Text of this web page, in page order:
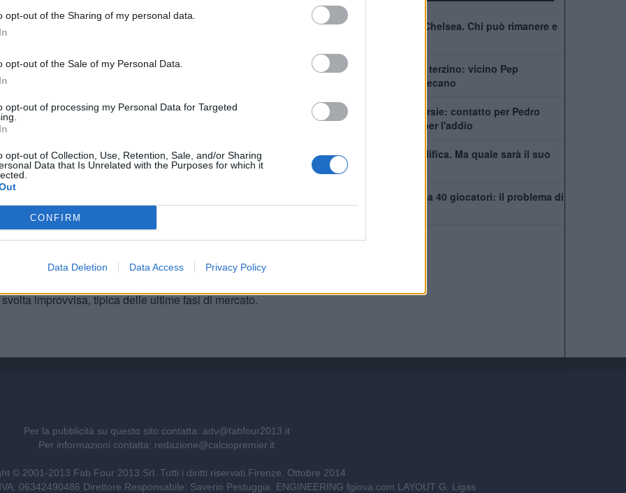
opt-out of the Sharing of my personal data.
opt-out of the Sale of my Personal Data.
opt-out of processing my Personal Data for Targeted
opt-out of Collection, Use, Retention, Sale, and/or Sharing
Data that Is Unrelated with the Purposes for which it
CONFIRM
Data Deletion Data Access Privacy Policy
Nkunku entra nel vivo, ma resta ancora senza
hanno ripreso i contatti in queste ore
iniziale, una soluzione che permetterebbe di valutare
gioco bavarese. Dall’altra parte, però, il Chelsea non
esclusivamente una cessione a titolo definitivo
vede il suo futuro in Bundesliga ed è attratto dalla
sin da gennaio. La sua volontà potrebbe pesare nei
a tenere banco nei prossimi giorni.
improvvisa, tipica delle ultime fasi di mercato.
41 giocatori in rosa al Chelsea. Chi può rimanere e
Chelsea, ecco il nuovo terzino: vicino Pep
Chavarría dal Rayo Vallecano
City scatenato sulle corsie: contatto per Pedro
Neto, Savinho spinge per l'addio
Mudryk, stop alla squalifica. Ma quale sarà il suo
futuro al Chelsea?
Chelsea, rosa infinita da 40 giocatori: il problema di
Per la pubblicità su questo sito contatta: adv@fabfour2013.it
Per informazioni contatta: redazione@calciopremier.it
© 2001-2013 Fab Four 2013 Srl. Tutti i diritti riservati Firenze, Ottobre 2014
06342490486 Direttore Responsabile: Saverio Pestuggia. ENGINEERING fgiova.com LAYOUT G. Ligas